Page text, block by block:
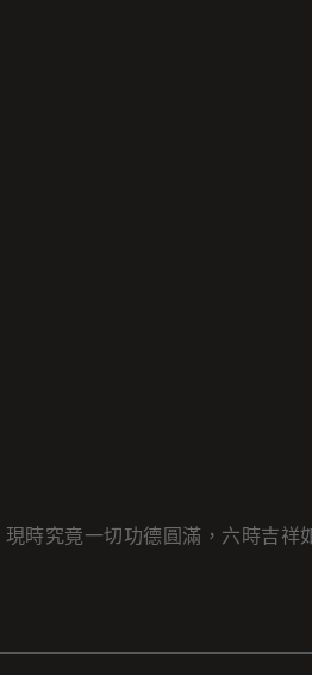
時究竟一切功德圓滿，六時吉祥如